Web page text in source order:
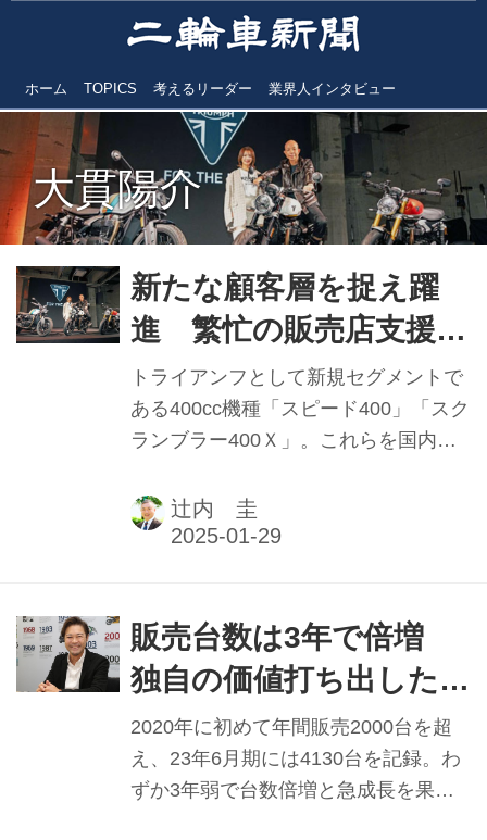
ホーム TOPICS 考えるリーダー 業界人インタビュー
大貫陽介
新たな顧客層を捉え躍
進 繁忙の販売店支援策
開始 トライアンフＭJ
大貫陽介社長 【2024年
実績と2025年抱負】
トライアンフとして新規セグメントで
ある400cc機種「スピード400」「スク
ランブラー400Ｘ」。これらを国内導
サイクルズジャパン（トライアンフ
MJ）にとって2024年最大のミッショ
のです。
辻内 圭
販売台数は3年で倍増
独自の価値打ち出したい
トライアンフMJ 大貫
陽介社長 【2023年実績
と2024年抱負】
2020年に初めて年間販売2000台を超
え、23年6月期には4130台を記録。わ
ずか3年弱で台数倍増と急成長を果た